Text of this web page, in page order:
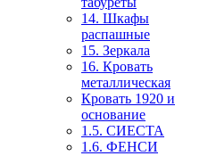
14. Шкафы
распашные
15. Зеркала
16. Кровать
металлическая
Кровать 1920 и
основание
1.5. СИЕСТА
1.6. ФЕНСИ